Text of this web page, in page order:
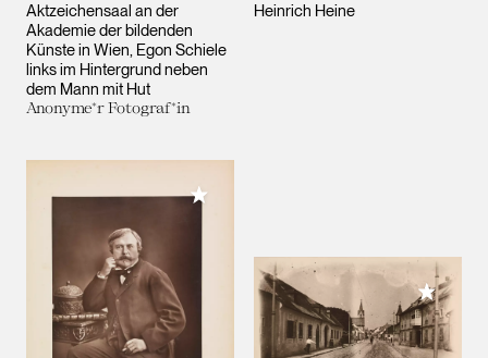
Aktzeichensaal an der
Akademie der bildenden
Künste in Wien, Egon Schiele
links im Hintergrund neben
dem Mann mit Hut
Anonyme*r Fotograf*in
Heinrich Heine
Meiner Sammlung hinzufügen
Meiner